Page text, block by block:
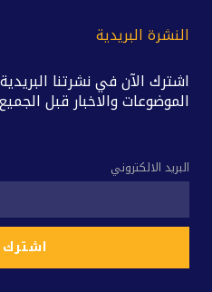
النشرة البريدية
اشترك الآن في نشرتنا
الموضوعات والاخبار قبل
البريد الالكتروني